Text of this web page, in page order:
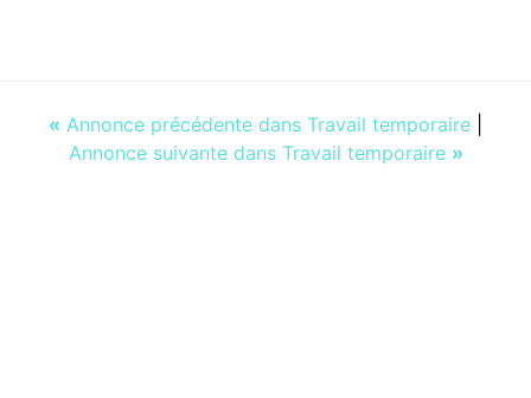
« Annonce précédente dans Travail temporaire
Annonce suivante dans Travail temporaire »